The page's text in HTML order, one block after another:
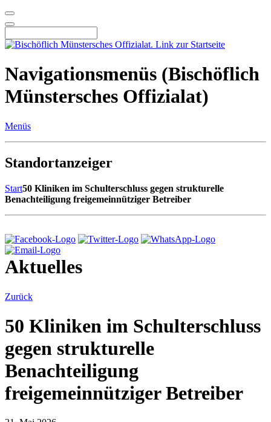
Navigationsmenüs (Bischöflich
Münstersches Offizialat)
Menüs
Standortanzeiger
Start50 Kliniken im Schulterschluss gegen strukturelle
Benachteiligung freigemeinnütziger Betreiber
Aktuelles
Zurück
50 Kliniken im Schulterschluss
gegen strukturelle
Benachteiligung
freigemeinnütziger Betreiber